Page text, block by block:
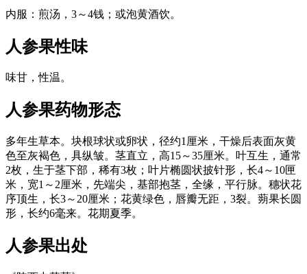
内服：煎汤，3～4钱；或泡黄酒饮。
人参果性味
味甘，性温。
人参果药物形态
多年生草本。块根球状或卵状，径约1厘米，干燥后表面灰黄
色至灰褐色，具纵皱。茎直立，高15～35厘米。叶互生，通常
2枚，生于茎下部，稀有3枚；叶片椭圆状披针形，长4～10匣
米，宽1～2厘米，先端尖，基部抱茎，全缘，平行脉。穗状花
序顶生，长3～20厘米；花黄绿色，唇瓣无距，3裂。蒴果长圆
形，长约6毫来。花期夏季。
人参果出处